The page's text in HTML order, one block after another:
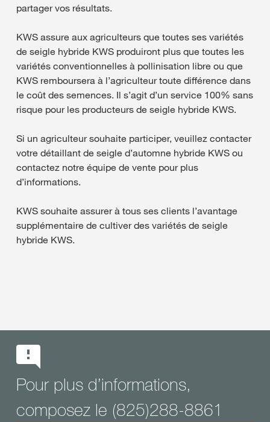
partager vos résultats.
KWS assure aux agriculteurs que toutes ses variétés
de seigle hybride KWS produiront plus que toutes les
variétés conventionnelles à pollinisation libre ou que
KWS remboursera à l’agriculteur toute différence dans
le coût des semences. Il s’agit d’un service 100% sans
risque pour les producteurs de seigle hybride KWS.
Si un agriculteur souhaite participer, veuillez contacter
votre détaillant de seigle d’automne hybride KWS ou
contactez notre équipe de vente pour plus
d’informations.
KWS souhaite assurer à tous ses clients l’avantage
supplémentaire de cultiver des variétés de seigle
hybride KWS.
Pour plus d’informations,
composez le (825)288-8861